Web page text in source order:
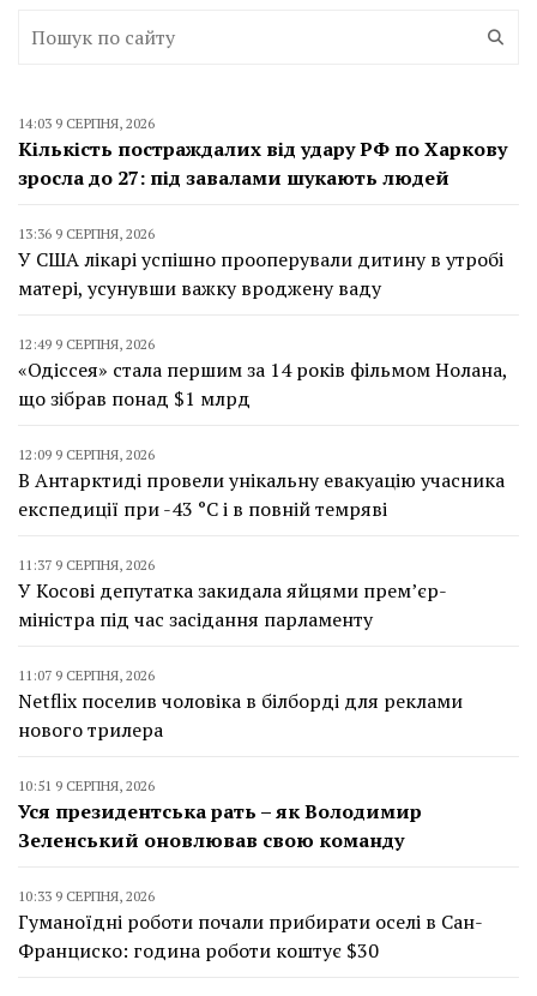
14:03 9 СЕРПНЯ, 2026
Кількість постраждалих від удару РФ по Харкову
зросла до 27: під завалами шукають людей
13:36 9 СЕРПНЯ, 2026
У США лікарі успішно прооперували дитину в утробі
матері, усунувши важку вроджену ваду
12:49 9 СЕРПНЯ, 2026
«Одіссея» стала першим за 14 років фільмом Нолана,
що зібрав понад $1 млрд
12:09 9 СЕРПНЯ, 2026
В Антарктиді провели унікальну евакуацію учасника
експедиції при -43 °C і в повній темряві
11:37 9 СЕРПНЯ, 2026
У Косові депутатка закидала яйцями прем’єр-
міністра під час засідання парламенту
11:07 9 СЕРПНЯ, 2026
Netflix поселив чоловіка в білборді для реклами
нового трилера
10:51 9 СЕРПНЯ, 2026
Уся президентська рать – як Володимир
Зеленський оновлював свою команду
10:33 9 СЕРПНЯ, 2026
Гуманоїдні роботи почали прибирати оселі в Сан-
Франциско: година роботи коштує $30